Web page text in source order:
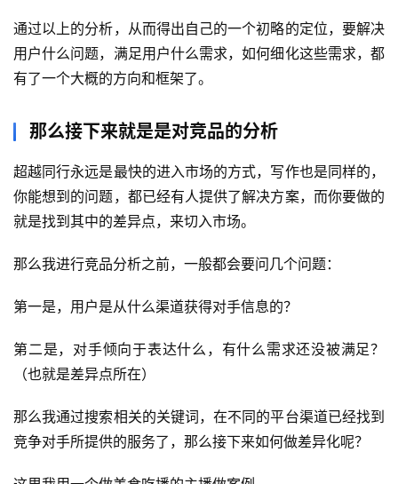
首
页
业
讯
开
眼
例
避
通过以上的分析，从而得出自己的一个初略的定位，要解决
用户什么问题，满足用户什么需求，如何细化这些需求，都
有了一个大概的方向和框架了。
那么接下来就是是对竞品的分析
超越同行永远是最快的进入市场的方式，写作也是同样的，
你能想到的问题，都已经有人提供了解决方案，而你要做的
就是找到其中的差异点，来切入市场。
那么我进行竞品分析之前，一般都会要问几个问题：
第一是，用户是从什么渠道获得对手信息的？
第二是，对手倾向于表达什么，有什么需求还没被满足？
（也就是差异点所在）
那么我通过搜索相关的关键词，在不同的平台渠道已经找到
竞争对手所提供的服务了，那么接下来如何做差异化呢？